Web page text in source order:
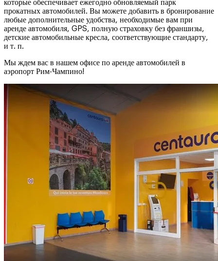
которые обеспечивает ежегодно обновляемый парк
прокатных автомобилей. Вы можете добавить в бронирование
любые дополнительные удобства, необходимые вам при
аренде автомобиля, GPS, полную страховку без франшизы,
детские автомобильные кресла, соответствующие стандарту,
и т. п.
Мы ждем вас в нашем офисе по аренде автомобилей в
аэропорт Рим-Чампино!